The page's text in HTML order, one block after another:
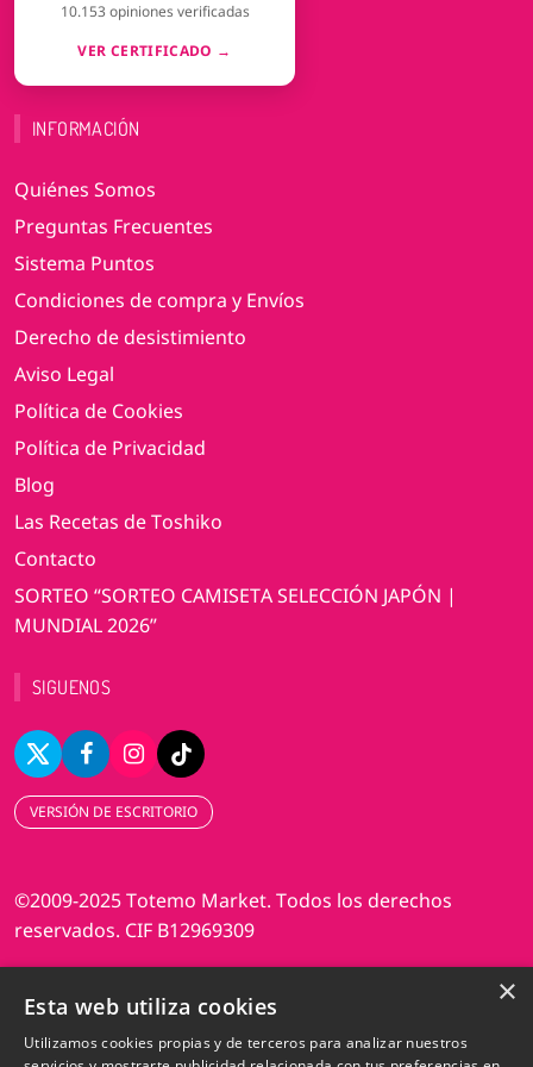
10.153 opiniones verificadas
VER CERTIFICADO →
INFORMACIÓN
Quiénes Somos
Preguntas Frecuentes
Sistema Puntos
Condiciones de compra y Envíos
Derecho de desistimiento
Aviso Legal
Política de Cookies
Política de Privacidad
Blog
Las Recetas de Toshiko
Contacto
SORTEO “SORTEO CAMISETA SELECCIÓN JAPÓN |
MUNDIAL 2026”
SIGUENOS
VERSIÓN DE ESCRITORIO
©2009-2025 Totemo Market. Todos los derechos
reservados. CIF B12969309
×
Esta web utiliza cookies
Utilizamos cookies propias y de terceros para analizar nuestros